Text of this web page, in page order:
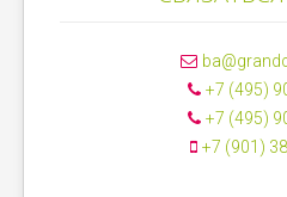
+7 (495)
+7 (495)
+7 (901)